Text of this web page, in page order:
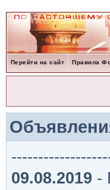
Перейти на сайт Правила
09.08.2019 -